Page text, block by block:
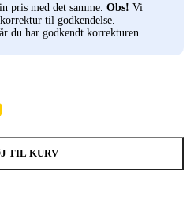
pris med det samme. Obs! Vi
til godkendelse.
du har godkendt korrekturen.
TIL KURV